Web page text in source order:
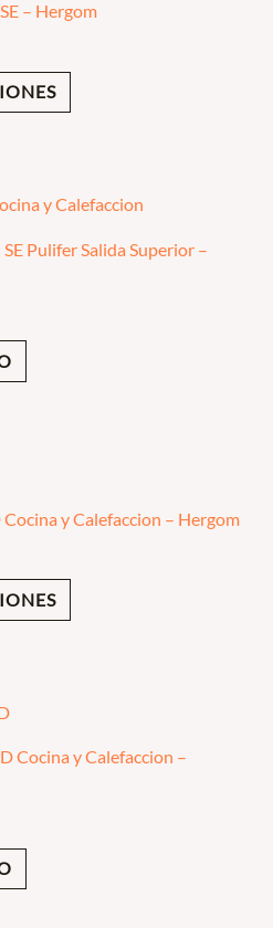
– Hergom
Pulifer Salida Superior –
Cocina y Calefaccion – Hergom
Cocina y Calefaccion –